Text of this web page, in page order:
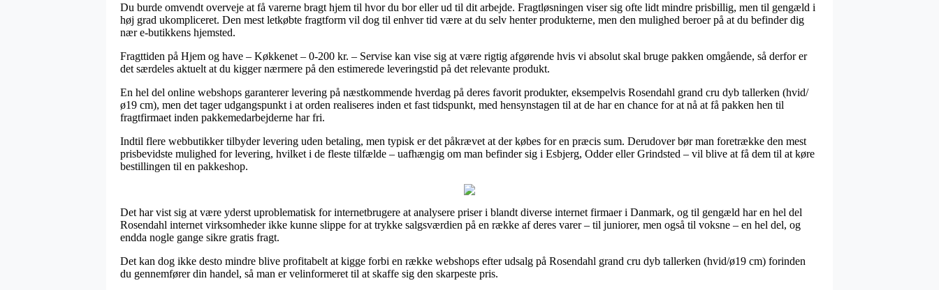
Du burde omvendt overveje at få varerne bragt hjem til hvor du bor eller ud til dit arbejde. Fragtløsningen viser sig ofte lidt mindre prisbillig, men til gengæld i
høj grad ukompliceret. Den mest letkøbte fragtform vil dog til enhver tid være at du selv henter produkterne, men den mulighed beroer på at du befinder dig
nær e-butikkens hjemsted.
Fragttiden på Hjem og have – Køkkenet – 0-200 kr. – Servise kan vise sig at være rigtig afgørende hvis vi absolut skal bruge pakken omgående, så derfor er
det særdeles aktuelt at du kigger nærmere på den estimerede leveringstid på det relevante produkt.
En hel del online webshops garanterer levering på næstkommende hverdag på deres favorit produkter, eksempelvis Rosendahl grand cru dyb tallerken (hvid/
ø19 cm), men det tager udgangspunkt i at orden realiseres inden et fast tidspunkt, med hensynstagen til at de har en chance for at nå at få pakken hen til
fragtfirmaet inden pakkemedarbejderne har fri.
Indtil flere webbutikker tilbyder levering uden betaling, men typisk er det påkrævet at der købes for en præcis sum. Derudover bør man foretrække den mest
prisbevidste mulighed for levering, hvilket i de fleste tilfælde – uafhængig om man befinder sig i Esbjerg, Odder eller Grindsted – vil blive at få dem til at køre
bestillingen til en pakkeshop.
Det har vist sig at være yderst uproblematisk for internetbrugere at analysere priser i blandt diverse internet firmaer i Danmark, og til gengæld har en hel del
Rosendahl internet virksomheder ikke kunne slippe for at trykke salgsværdien på en række af deres varer – til juniorer, men også til voksne – en hel del, og
endda nogle gange sikre gratis fragt.
Det kan dog ikke desto mindre blive profitabelt at kigge forbi en række webshops efter udsalg på Rosendahl grand cru dyb tallerken (hvid/ø19 cm) forinden
du gennemfører din handel, så man er velinformeret til at skaffe sig den skarpeste pris.